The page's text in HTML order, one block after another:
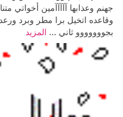
وقاعده اتخيل برا مطر وبرد
بجووووووو ثاني ... المزيد